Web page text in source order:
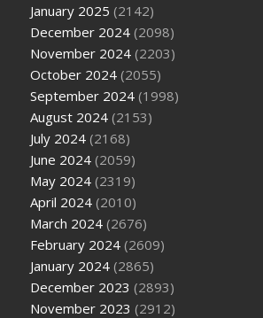
January 2025 (2142)
December 2024 (2098)
November 2024 (2203)
October 2024 (2055)
September 2024 (1998)
August 2024 (2153)
July 2024 (2168)
June 2024 (2059)
May 2024 (2319)
April 2024 (2010)
March 2024 (2676)
February 2024 (2609)
January 2024 (2865)
December 2023 (2893)
November 2023 (2912)